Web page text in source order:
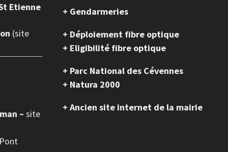
Etienne
(site
– site
+ Gendarmeries
+ Déploiement fibre optique
+ Eligibilité fibre optique
+ Parc National des Cévennes
+ Natura 2000
+ Ancien site internet de la mairie